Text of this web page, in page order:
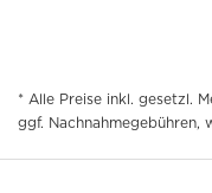
* Alle Preise inkl. gesetzl.
ggf. Nachnahmegebühren,